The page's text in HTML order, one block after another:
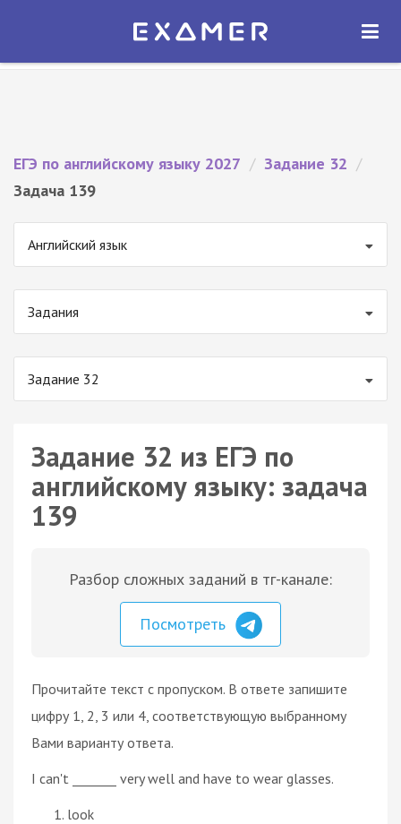
Экзамер — ЕГЭ 2027
ОТКРЫТЬ
ЕГЭ по английскому языку 2027 / Задание 32 /
Задача 139
Английский язык
Задания
Задание 32
Задание 32 из ЕГЭ по
английскому языку: задача
139
Разбор сложных заданий в тг-канале:
Посмотреть
Прочитайте текст с пропуском. В ответе запишите
цифру 1, 2, 3 или 4, соответствующую выбранному
Вами варианту ответа.
I can't _______ very well and have to wear glasses.
look